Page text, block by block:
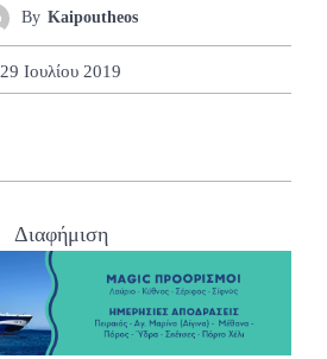
By Kaipoutheos
29 Ιουλίου 2019
Διαφήμιση